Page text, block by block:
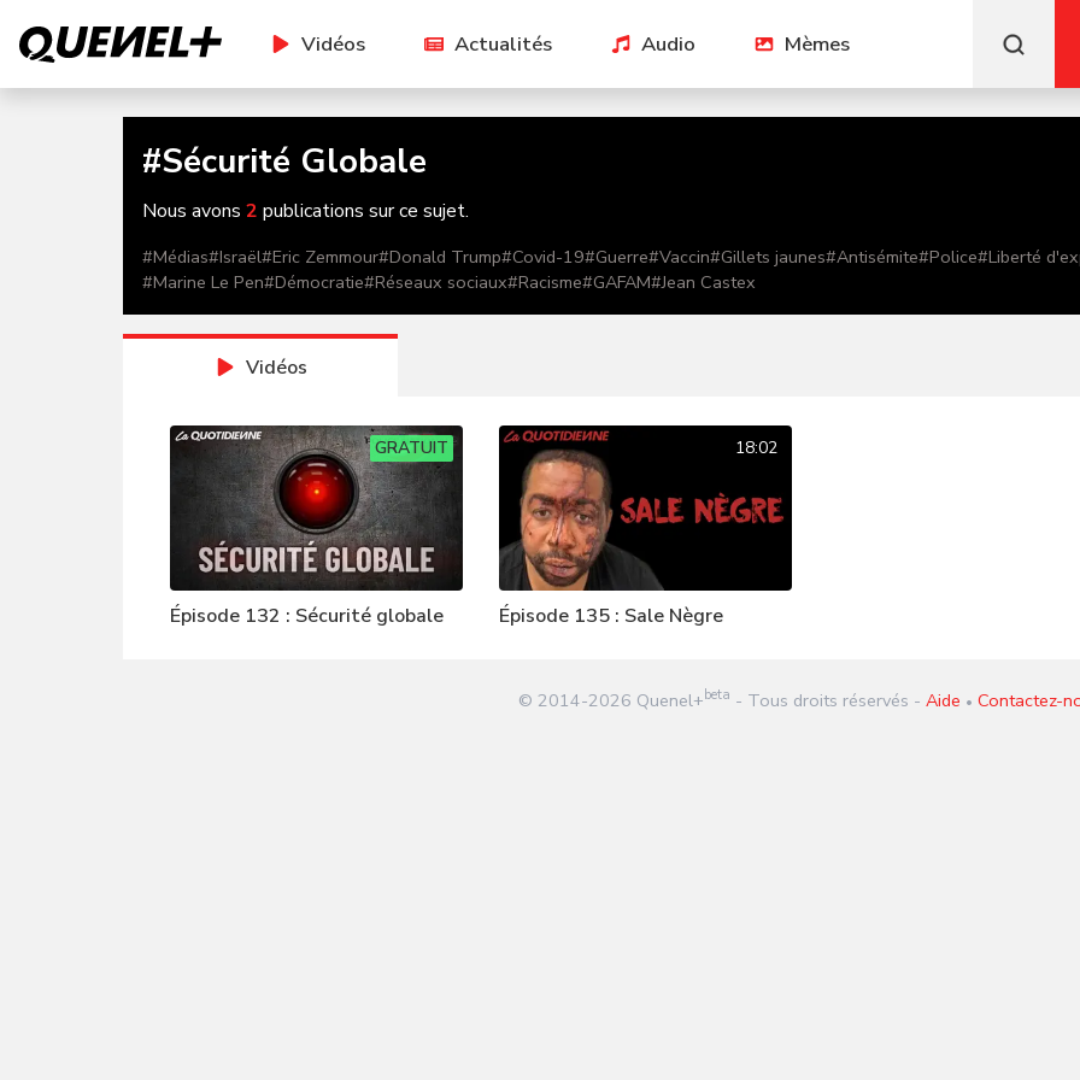
Vidéos Actualités Audio Mèmes
#Sécurité Globale
Nous avons 2 publications sur ce sujet.
#Médias#Israël#Eric Zemmour#Donald Trump#Covid-19#Guerre#Vaccin#Gillets jaunes#Antisémite#Police#Liberté
#Marine Le Pen#Démocratie#Réseaux sociaux#Racisme#GAFAM#Jean Castex
Vidéos
GRATUIT
Épisode 132 : Sécurité globale
18:02
Épisode 135 : Sale Nègre
© 2014-2026 Quenel+beta - Tous droits réservés - Aide • Contactez-